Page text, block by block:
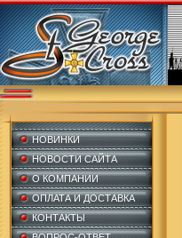
НОВИНКИ
НОВОСТИ САЙТА
О КОМПАНИИ
ОПЛАТА И ДОСТАВКА
КОНТАКТЫ